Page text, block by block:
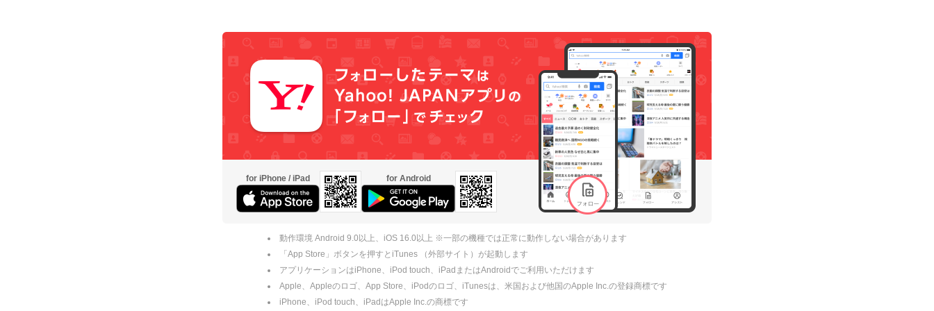
for iPhone / iPad for Android
動作環境 Android 9.0以上、iOS 16.0以上 ※一部の機種では正常に動作しない場合があります
「App Store」ボタンを押すとiTunes （外部サイト）が起動します
アプリケーションはiPhone、iPod touch、iPadまたはAndroidでご利用いただけます
Apple、Appleのロゴ、App Store、iPodのロゴ、iTunesは、米国および他国のApple Inc.の登録商標です
iPhone、iPod touch、iPadはApple Inc.の商標です